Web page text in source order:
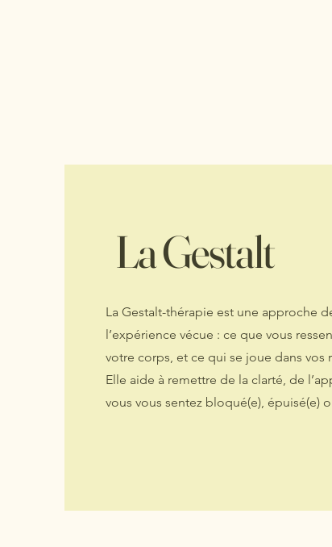
La Gestalt
La Gestalt-thérapie est une approche
l’expérience vécue : ce que vous
votre corps, et ce qui se joue dans vos
Elle aide à remettre de la clarté, de
vous vous sentez bloqué(e), épuisé(e)